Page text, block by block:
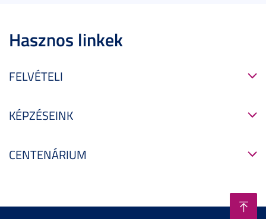
Hasznos linkek
FELVÉTELI
KÉPZÉSEINK
CENTENÁRIUM